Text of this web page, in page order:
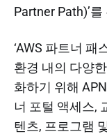
Partner Path)’
‘AWS 파트너 패
환경 내의 다양
화하기 위해
너 포털 액세스,
텐츠, 프로그램